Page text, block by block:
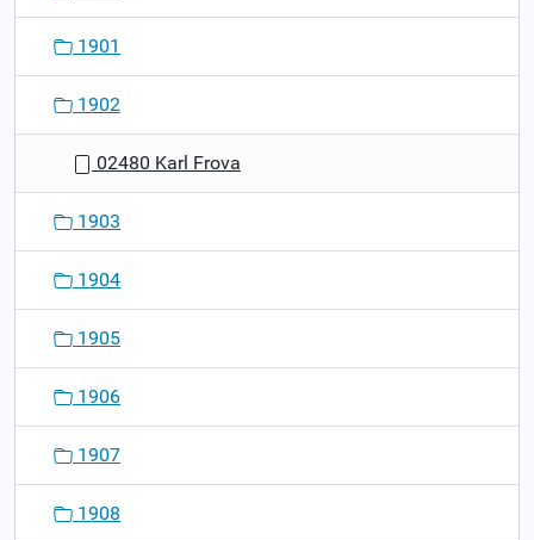
1901
1902
02480 Karl Frova
1903
1904
1905
1906
1907
1908